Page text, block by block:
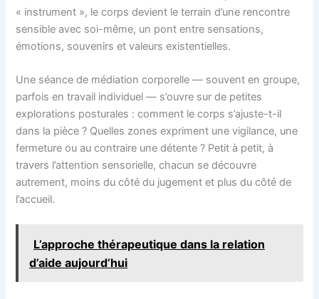
« instrument », le corps devient le terrain d’une rencontre
sensible avec soi-même, un pont entre sensations,
émotions, souvenirs et valeurs existentielles.
Une séance de médiation corporelle — souvent en groupe,
parfois en travail individuel — s’ouvre sur de petites
explorations posturales : comment le corps s’ajuste-t-il
dans la pièce ? Quelles zones expriment une vigilance, une
fermeture ou au contraire une détente ? Petit à petit, à
travers l’attention sensorielle, chacun se découvre
autrement, moins du côté du jugement et plus du côté de
l’accueil.
L’approche thérapeutique dans la relation
d’aide aujourd’hui